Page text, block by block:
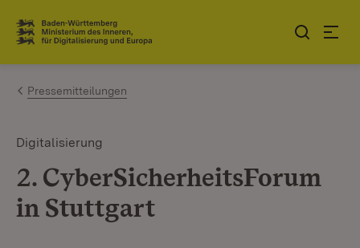
Zum Inhalt springen
Link zur Startseite
Pressemitteilungen
Digitalisierung
2. CyberSicherheitsForum
in Stuttgart